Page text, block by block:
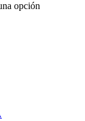
opción